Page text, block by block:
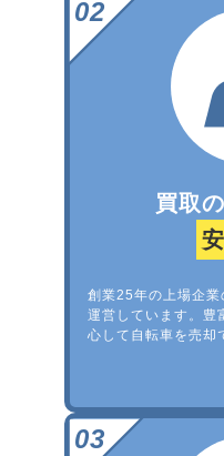
買取
創業25年の上場企
運営しています。豊
心して自転車を売却